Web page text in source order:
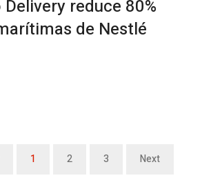
reduce 80%
de Nestlé
1 2 3 Next